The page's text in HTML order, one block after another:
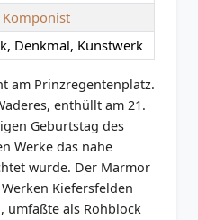
Komponist
Denkmal, Kunstwerk
am Prinzregentenplatz.
enthüllt am 21.
Geburtstag des
Werke das nahe
wurde. Der Marmor
Kiefersfelden
umfaßte als Rohblock